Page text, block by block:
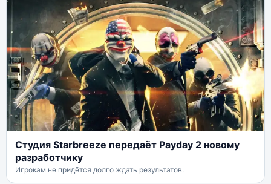
Студия Starbreeze передаёт Payday 2 новому
разработчику
Игрокам не придётся долго ждать результатов.